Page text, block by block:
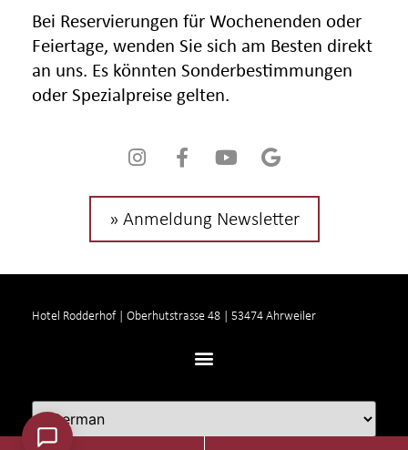
Bei Reservierungen für Wochenenden oder
Feiertage, wenden Sie sich am Besten direkt
an uns. Es könnten Sonderbestimmungen
oder Spezialpreise gelten.
» Anmeldung Newsletter
Hotel Rodderhof | Oberhutstrasse 48 | 53474 Ahrweiler